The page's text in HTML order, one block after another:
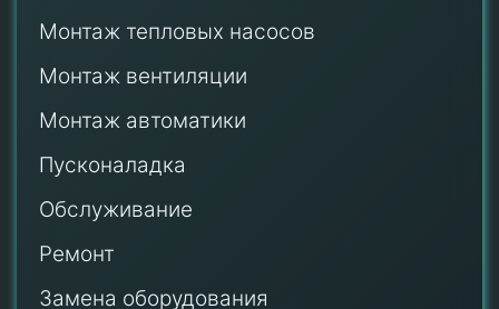
Монтаж тепловых насосов
Монтаж вентиляции
Монтаж автоматики
Пусконаладка
Обслуживание
Ремонт
Замена оборудования